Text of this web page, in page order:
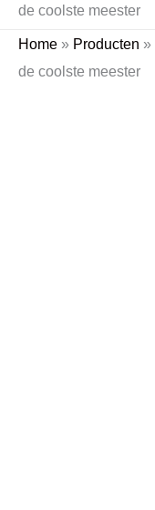
de coolste meester
Home » Producten »
de coolste meester
Studio
-